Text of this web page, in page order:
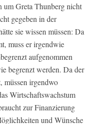
um Greta Thunberg nicht
gegeben in der
sie wissen müssen: Da
muss er irgendwie
aufgenommen
begrenzt werden. Da der
müssen irgendwo
Wirtschaftswachstum
zur Finanzierung
und Wünsche